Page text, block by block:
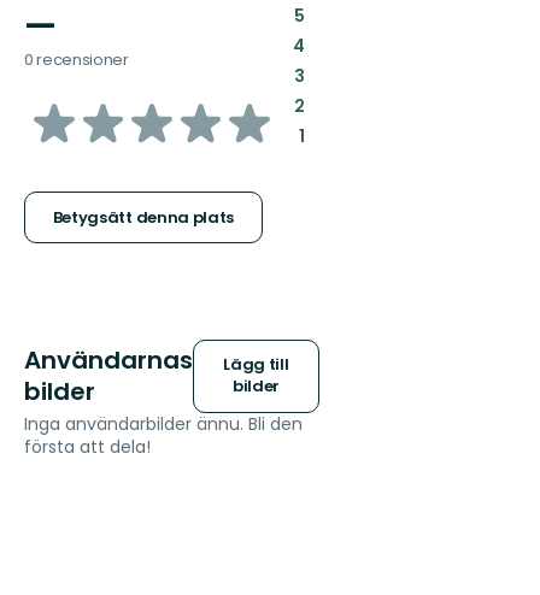
—
0 recensioner
av
stjärnor
Betygsätt denna plats
5:
4:
3:
2:
1:
Användarnas
bilder
Lägg till
bilder
Inga användarbilder ännu. Bli den
första att dela!